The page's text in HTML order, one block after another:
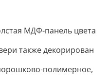
МДФ-панель цвета
также декорирован
полимерное,